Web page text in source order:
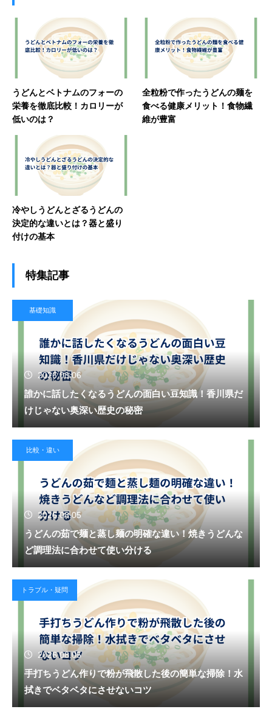
うどんとベトナムのフォーの
栄養を徹底比較！カロリーが
低いのは？
全粒粉で作ったうどんの麺を
食べる健康メリット！食物繊
維が豊富
冷やしうどんとざるうどんの
決定的な違いとは？器と盛り
付けの基本
特集記事
基礎知識
2026.08.06
誰かに話したくなるうどんの面白い豆知識！香川県だ
けじゃない奥深い歴史の秘密
比較・違い
2026.08.05
うどんの茹で麺と蒸し麺の明確な違い！焼きうどんな
ど調理法に合わせて使い分ける
トラブル・疑問
2026.08.05
手打ちうどん作りで粉が飛散した後の簡単な掃除！水
拭きでベタベタにさせないコツ